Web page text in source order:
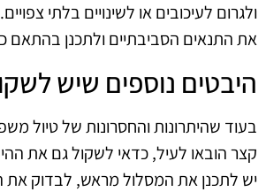
ולגרום לעיכובים או לשינויים בלתי
את התנאים הסביבתיים ולתכנן בהתאם
היבטים נוספים שיש
בעוד שהיתרונות והחסרונות של טיול
קצר הובאו לעיל, כדאי לשקול גם את
יש לתכנן את המסלול מראש, לבדוק את